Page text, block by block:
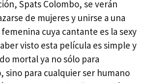
Spats Colombo, se verán
de mujeres y unirse a una
cuya cantante es la sexy
visto esta película es simple y
mortal ya no sólo para
sino para cualquier ser humano